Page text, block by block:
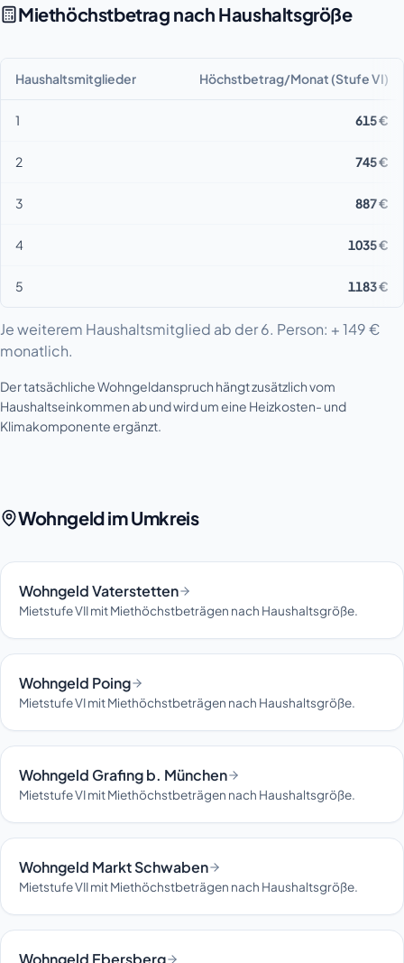
Miethöchstbetrag nach Haushaltsgröße
Haushaltsmitglieder Höchstbetrag/Monat (Stufe VI)
1 615 €
2 745 €
3 887 €
4 1035 €
5 1183 €
Je weiterem Haushaltsmitglied ab der 6. Person: + 149 €
monatlich.
Der tatsächliche Wohngeldanspruch hängt zusätzlich vom
Haushaltseinkommen ab und wird um eine Heizkosten- und
Klimakomponente ergänzt.
Wohngeld im Umkreis
Wohngeld Vaterstetten
Mietstufe VII mit Miethöchstbeträgen nach Haushaltsgröße.
Wohngeld Poing
Mietstufe VI mit Miethöchstbeträgen nach Haushaltsgröße.
Wohngeld Grafing b. München
Mietstufe VI mit Miethöchstbeträgen nach Haushaltsgröße.
Wohngeld Markt Schwaben
Mietstufe VII mit Miethöchstbeträgen nach Haushaltsgröße.
Wohngeld Ebersberg